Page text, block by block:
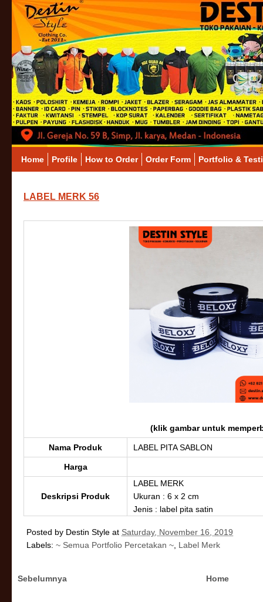
Home Profile How to Order Order Form Portfolio &
LABEL MERK 56
(klik gambar untuk
Nama Produk LABEL PITA SABLON
Harga
Deskripsi Produk
LABEL MERK
Ukuran : 6 x 2 cm
Jenis : label pita satin
Posted by Destin Style at Saturday, November 16, 2019
Labels: ~ Semua Portfolio Percetakan ~ Label Merk
Sebelumnya Home